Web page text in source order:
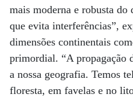
mais moderna e robusta do
que evita interferências”,
dimensões continentais
primordial. “A propagação
a nossa geografia. Temos
floresta, em favelas e no